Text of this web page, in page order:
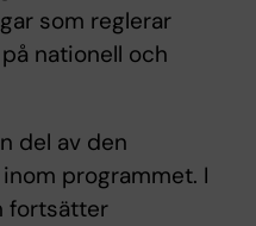
som reglerar
nationell och
del av den
programmet. I
fortsätter